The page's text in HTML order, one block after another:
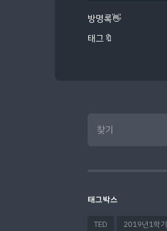
방명록👋
태그🔖
태그박스
TED 2019년1학기